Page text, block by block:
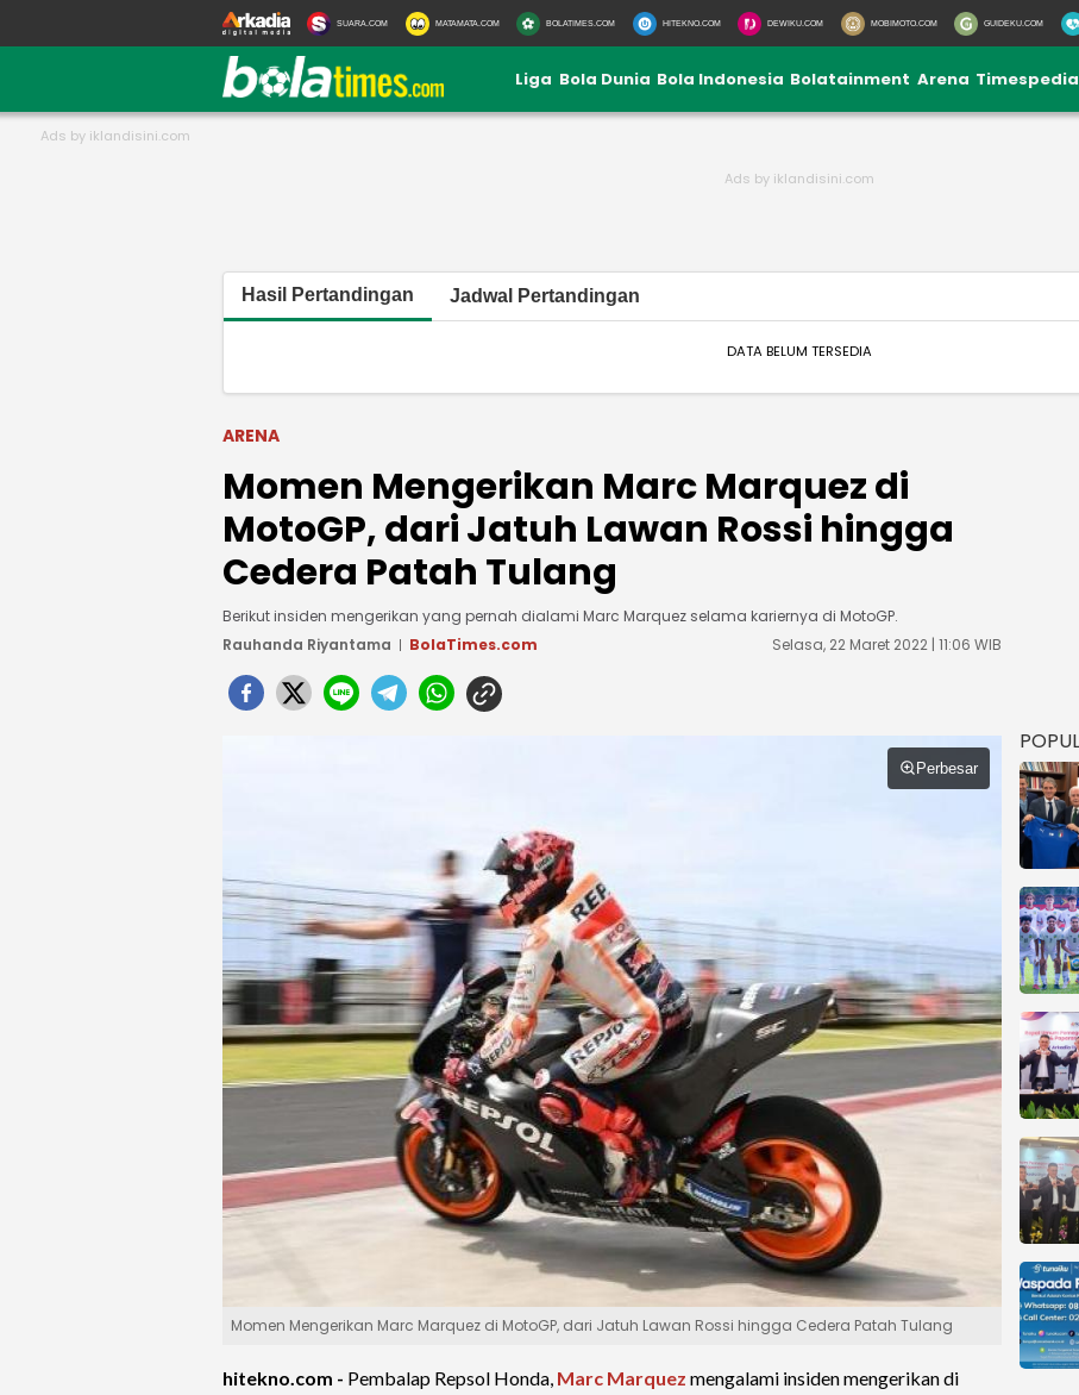
SUARA.COM MATAMATA.COM BOLATIMES.COM HITEKNO.COM DEWIKU.COM MOBIMOTO.COM GUIDEKU.COM
Liga Bola Dunia Bola Indonesia Bolatainment Arena Timespedia
Hasil Pertandingan Jadwal Pertandingan
DATA BELUM TERSEDIA
ARENA
Momen Mengerikan Marc Marquez di
MotoGP, dari Jatuh Lawan Rossi hingga
Cedera Patah Tulang
Berikut insiden mengerikan yang pernah dialami Marc Marquez selama kariernya di MotoGP.
Rauhanda Riyantama
BolaTimes.com Selasa, 22 Maret 2022 | 11:06 WIB
Perbesar
Momen Mengerikan Marc Marquez di MotoGP, dari Jatuh Lawan Rossi hingga Cedera Patah Tulang
hitekno.com - Pembalap Repsol Honda, Marc Marquez mengalami insiden mengerikan di